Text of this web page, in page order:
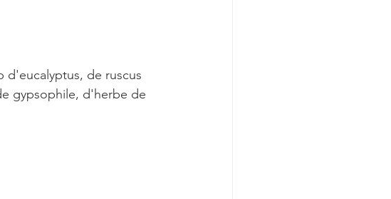
d'eucalyptus, de ruscus
gypsophile, d'herbe de